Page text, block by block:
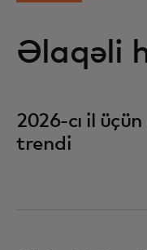
Əlaqəli
2026-cı il
trendi